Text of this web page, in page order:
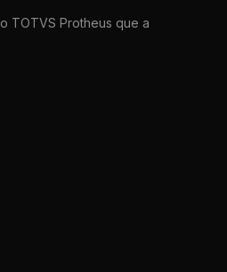
TOTVS Protheus que a